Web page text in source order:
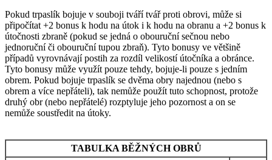
Pokud trpaslík bojuje v souboji tváří tvář proti obrovi, může si
připočítat +2 bonus k hodu na útok i k hodu na obranu a +2 bonus k
útočnosti zbraně (pokud se jedná o obouruční sečnou nebo
jednoruční či obouruční tupou zbraň). Tyto bonusy ve většině
případů vyrovnávají postih za rozdíl velikostí útočníka a obránce.
Tyto bonusy může využít pouze tehdy, bojuje-li pouze s jedním
obrem. Pokud bojuje trpaslík se dvěma obry najednou (nebo s
obrem a více nepřáteli), tak nemůže použít tuto schopnost, protože
druhý obr (nebo nepřátelé) rozptyluje jeho pozornost a on se
nemůže soustředit na útoky.
TABULKA BĚŽNÝCH OBRŮ